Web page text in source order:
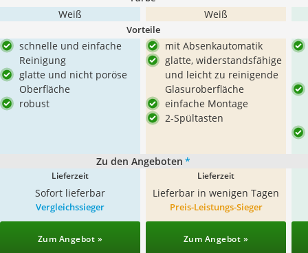
Weiß Weiß
Vorteile
schnelle und einfache
Reinigung
glatte und nicht poröse
Oberfläche
robust
mit Absenkautomatik
glatte, widerstandsfähige
und leicht zu reinigende
Glasuroberfläche
einfache Montage
2-Spültasten
Zu den Angeboten *
Lieferzeit
Sofort lieferbar
Lieferzeit
Lieferbar in wenigen Tagen
Vergleichssieger
Zum Angebot »
Preis-Leistungs-Sieger
Zum Angebot »